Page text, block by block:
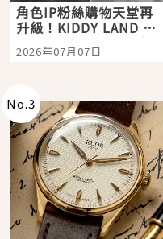
角色IP粉絲購物天堂再
升級！KIDDY LAND 原
宿店吉伊卡哇迎客，新
開幕 OMOKADO 店3分
2026年07月07日
No.3